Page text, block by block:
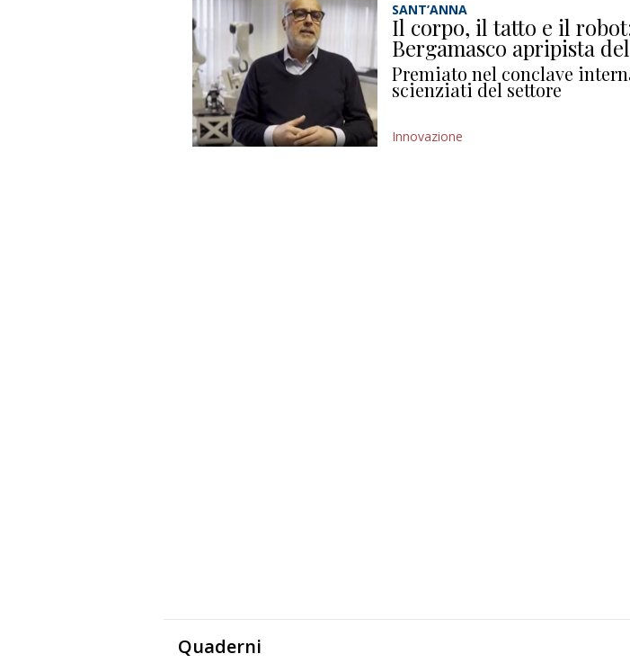
SANT’ANNA
Il corpo, il tatto e il
Bergamasco apripista
Premiato nel conclave
scienziati del settore
Innovazione
Quaderni